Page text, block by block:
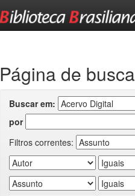
Página de busca
Buscar em:
por
Filtros correntes: